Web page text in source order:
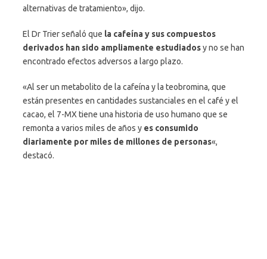
alternativas de tratamiento», dijo.
El Dr Trier señaló que la cafeína y sus compuestos
derivados han sido ampliamente estudiadosy no se han
encontrado efectos adversos a largo plazo.
«Al ser un metabolito de la cafeína y la teobromina, que
están presentes en cantidades sustanciales en el café y el
cacao, el 7-MX tiene una historia de uso humano que se
remonta a varios miles de años y es consumido
diariamente por miles de millones de personas«,
destacó.